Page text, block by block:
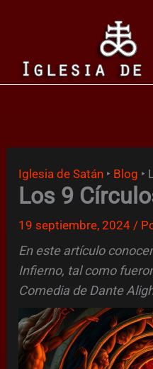
Iglesia de Satán ‣ Blog ‣
Los 9
19 septiembre, 2024 /
En este artículo
Infierno, tal como
Comedia de Dante